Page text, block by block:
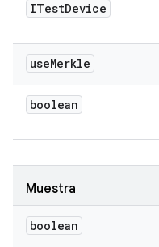
ITestDevice
useMerkle
boolean
Muestra
boolean